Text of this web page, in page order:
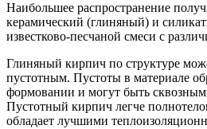
Наибольшее распространение
керамический (глиняный) и
известково-песчаной смеси с
Глиняный кирпич по структуре
пустотным. Пустоты в материале
формовании и могут быть
Пустотный кирпич легче
обладает лучшими